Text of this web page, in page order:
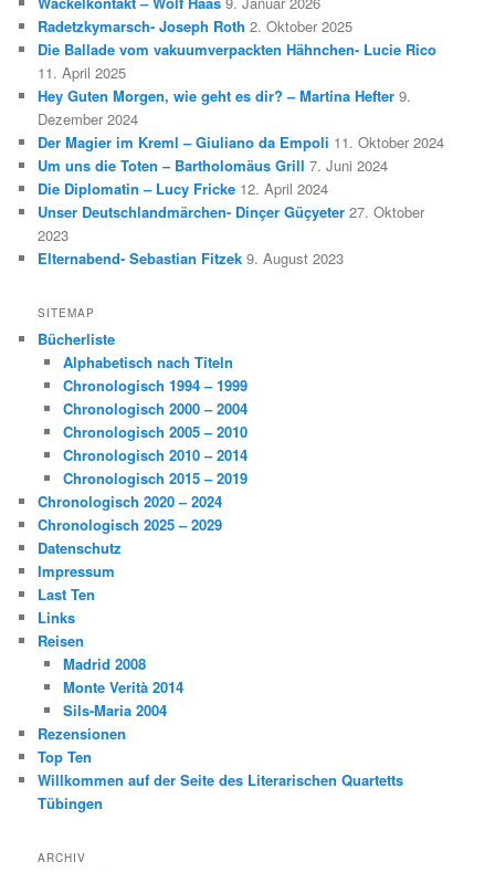
Radetzkymarsch- Joseph Roth 2. Oktober 2025
Die Ballade vom vakuumverpackten Hähnchen- Lucie Rico
11. April 2025
Hey Guten Morgen, wie geht es dir? – Martina Hefter 9.
Dezember 2024
Der Magier im Kreml – Giuliano da Empoli 11. Oktober 2024
Um uns die Toten – Bartholomäus Grill 7. Juni 2024
Die Diplomatin – Lucy Fricke 12. April 2024
Unser Deutschlandmärchen- Dinçer Güçyeter 27. Oktober
2023
Elternabend- Sebastian Fitzek 9. August 2023
SITEMAP
Bücherliste
Alphabetisch nach Titeln
Chronologisch 1994 – 1999
Chronologisch 2000 – 2004
Chronologisch 2005 – 2010
Chronologisch 2010 – 2014
Chronologisch 2015 – 2019
Chronologisch 2020 – 2024
Chronologisch 2025 – 2029
Datenschutz
Impressum
Last Ten
Links
Reisen
Madrid 2008
Monte Verità 2014
Sils-Maria 2004
Rezensionen
Top Ten
Willkommen auf der Seite des Literarischen Quartetts
Tübingen
ARCHIV